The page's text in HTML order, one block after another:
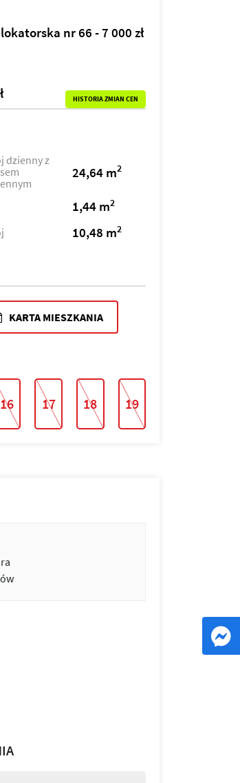
nr 66 - 7 000 zł
HISTORIA ZMIAN CEN
dzienny z
24,64 m2
1,44 m2
10,48 m2
KARTA MIESZKANIA
16 17 18 19